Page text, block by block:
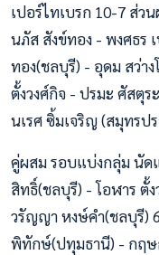
เปอร์ไทเบรก 10-7 ส่ว
นภัส สังข์ทอง - พงศธร​
ทอง(ชลบุรี) - อุดม สว่า
ตั้งวงศ์กิจ - ปรมะ ศัสตุ
นเรศ ซิ้มเจริญ (สมุทรป
คู่ผสม รอบแบ่งกลุ่ม นัด
สิทธิ์(ชลบุรี) - โอฬาร ตั้
วรัญญา หงษ์คำ(ชลบุรี)
พิทักษ์(ปทุมธานี) - กฤษ